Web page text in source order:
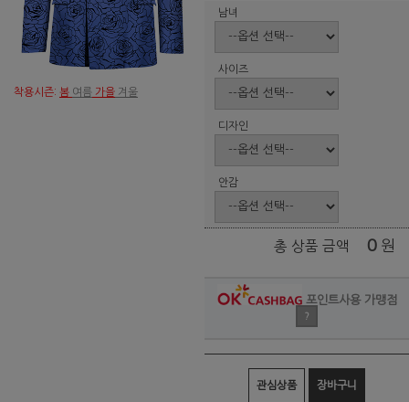
착용시즌: 봄 여름 가을 겨울
남녀
사이즈
디자인
안감
총 상품 금액 0 원
포인트사용 가맹점
?
관심상품 장바구니